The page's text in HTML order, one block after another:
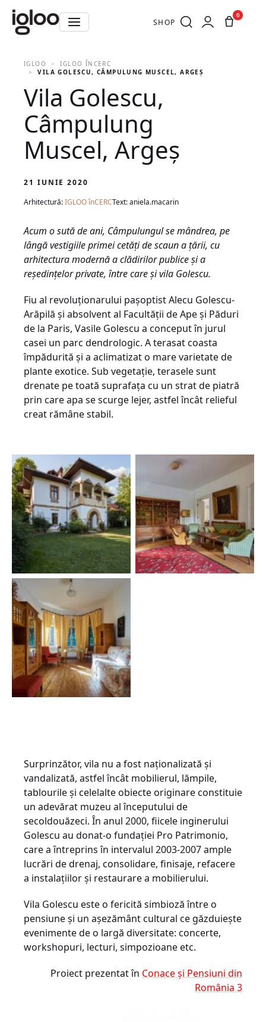
SHOP
0
IGLOO
IGLOO ÎNCERC
VILA GOLESCU, CÂMPULUNG MUSCEL, ARGEȘ
Vila Golescu,
Câmpulung
Muscel, Argeș
21 IUNIE 2020
Arhitectură:IGLOO înCERCText: aniela.macarin
Acum o sută de ani, Câmpulungul se mândrea, pe
lângă vestigiile primei cetăți de scaun a țării, cu
arhitectura modernă a clădirilor publice și a
reședințelor private, între care și vila Golescu.
Fiu al revoluționarului pașoptist Alecu Golescu-
Arăpilă și absolvent al Facultății de Ape și Păduri
de la Paris, Vasile Golescu a conceput în jurul
casei un parc dendrologic. A terasat coasta
împădurită și a aclimatizat o mare varietate de
plante exotice. Sub vegetație, terasele sunt
drenate pe toată suprafața cu un strat de piatră
prin care apa se scurge lejer, astfel încât relieful
creat rămâne stabil.
Surprinzător, vila nu a fost naționalizată și
vandalizată, astfel încât mobilierul, lămpile,
tablourile și celelalte obiecte originare constituie
un adevărat muzeu al începutului de
secoldouăzeci. În anul 2000, fiicele inginerului
Golescu au donat-o fundației Pro Patrimonio,
care a întreprins în intervalul 2003-2007 ample
lucrări de drenaj, consolidare, finisaje, refacere
a instalațiilor și restaurare a mobilierului.
Vila Golescu este o fericită simbioză între o
pensiune și un așezământ cultural ce găzduiește
evenimente de o largă diversitate: con­certe,
workshopuri, lecturi, simpozioane etc.
Proiect prezentat în Conace și Pensiuni din
România 3